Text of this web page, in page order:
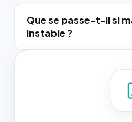
Que se passe-t-il si
instable ?